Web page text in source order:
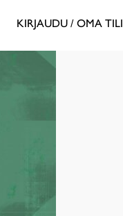
KIRJAUDU / OMA TILI